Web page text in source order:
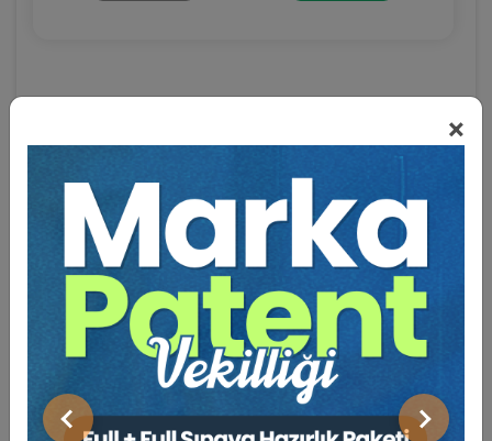
×
Önceki Sonraki
Eğitmen Hakkında
Sosyal Medya